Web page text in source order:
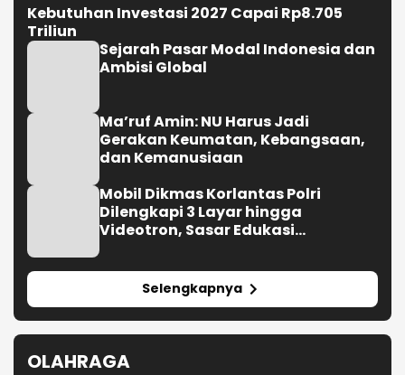
Kebutuhan Investasi 2027 Capai Rp8.705
Triliun
Sejarah Pasar Modal Indonesia dan
Ambisi Global
Ma’ruf Amin: NU Harus Jadi
Gerakan Keumatan, Kebangsaan,
dan Kemanusiaan
Mobil Dikmas Korlantas Polri
Dilengkapi 3 Layar hingga
Videotron, Sasar Edukasi
Selengkapnya
OLAHRAGA